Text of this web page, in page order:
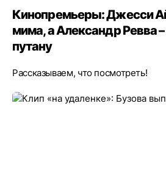
Кинопремьеры: Джесси
мима, а Александр Ревва
путану
Рассказываем, что посмотреть!